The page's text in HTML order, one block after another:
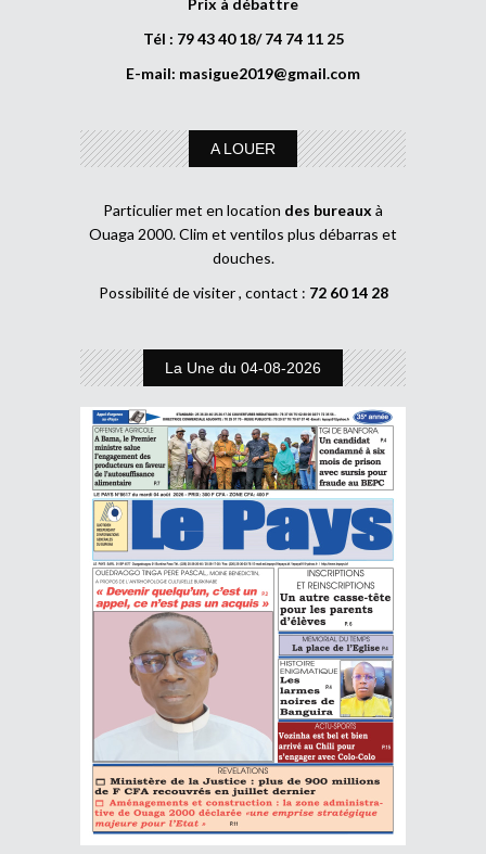
Tél : 79 43 40 18/ 74 74 11 25
E-mail: masigue2019@gmail.com
A LOUER
Particulier met en location des bureaux à
Ouaga 2000. Clim et ventilos plus débarras et
douches.
Possibilité de visiter , contact : 72 60 14 28
La Une du 04-08-2026